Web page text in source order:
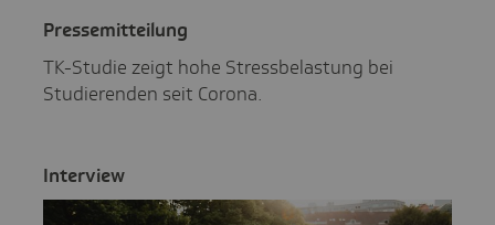
Pres­se­mit­tei­lung
TK-Studie zeigt hohe Stressbelastung bei
Studierenden seit Corona.
Inter­view